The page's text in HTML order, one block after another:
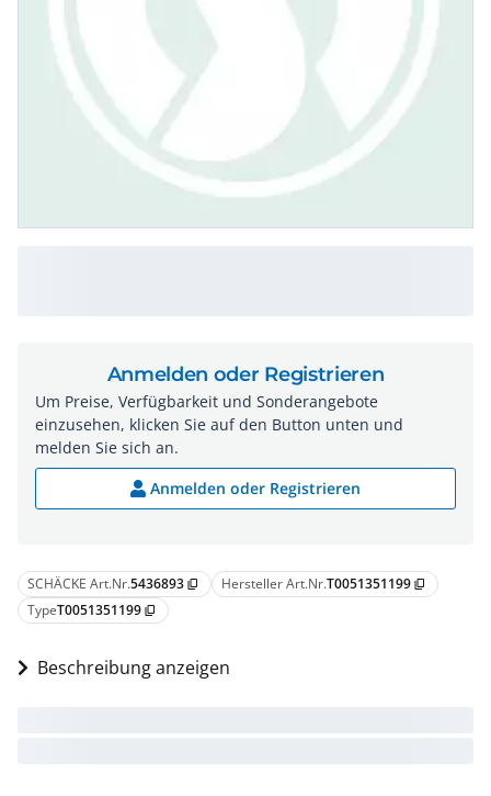
SCHÄCKE Art.Nr.5436893 content_copy Hersteller Art.Nr.T0051351199 content_copy
TypeT0051351199 content_copy
Beschreibung anzeigen
Anmelden oder Registrieren
Um Preise, Verfügbarkeit und Sonderangebote
einzusehen, klicken Sie auf den Button unten und
melden Sie sich an.
Anmelden oder Registrieren